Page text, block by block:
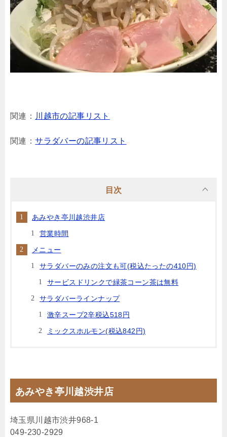
関連： 川越市の記事リスト
関連：サラダバーの記事リスト
目次
あみやき亭川越渋井店
営業時間
メニュー
サラダバーのみの注文も可(税込たったの410円)
サービスドリンクで緑茶コーン茶は無料
サラダバーラインナップ
激辛スープ2辛税込518円
ミックスホルモン(税込842円)
あみやき亭川越渋井店
埼玉県川越市渋井968-1
049-230-2929